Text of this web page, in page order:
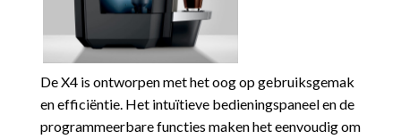
De X4 is ontworpen met het oog op gebruiksgemak
en efficiëntie. Het intuïtieve bedieningspaneel en de
programmeerbare functies maken het eenvoudig om